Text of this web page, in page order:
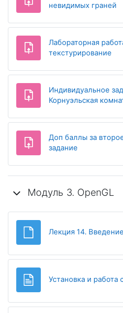
невидимых граней
Лабораторная
текстурирование
Индивидуальное
Корнуэльская
Доп баллы за
задание
Модуль 3. OpenGL
Лекция 14.
Установка и работа